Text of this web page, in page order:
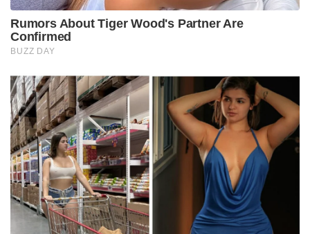
Rumors About Tiger Wood's Partner Are
Confirmed
BUZZ DAY